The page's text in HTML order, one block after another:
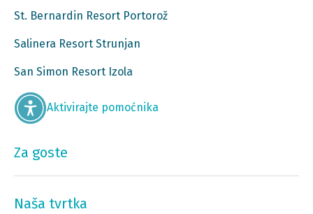
St. Bernardin Resort Portorož
Salinera Resort Strunjan
San Simon Resort Izola
Aktivirajte pomoćnika
Za goste
Naša tvrtka